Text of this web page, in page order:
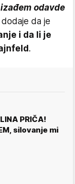
odavde
da je
i da li je
.
PRIČA!
silovanje mi